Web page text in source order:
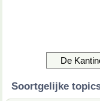
Soortgelijke